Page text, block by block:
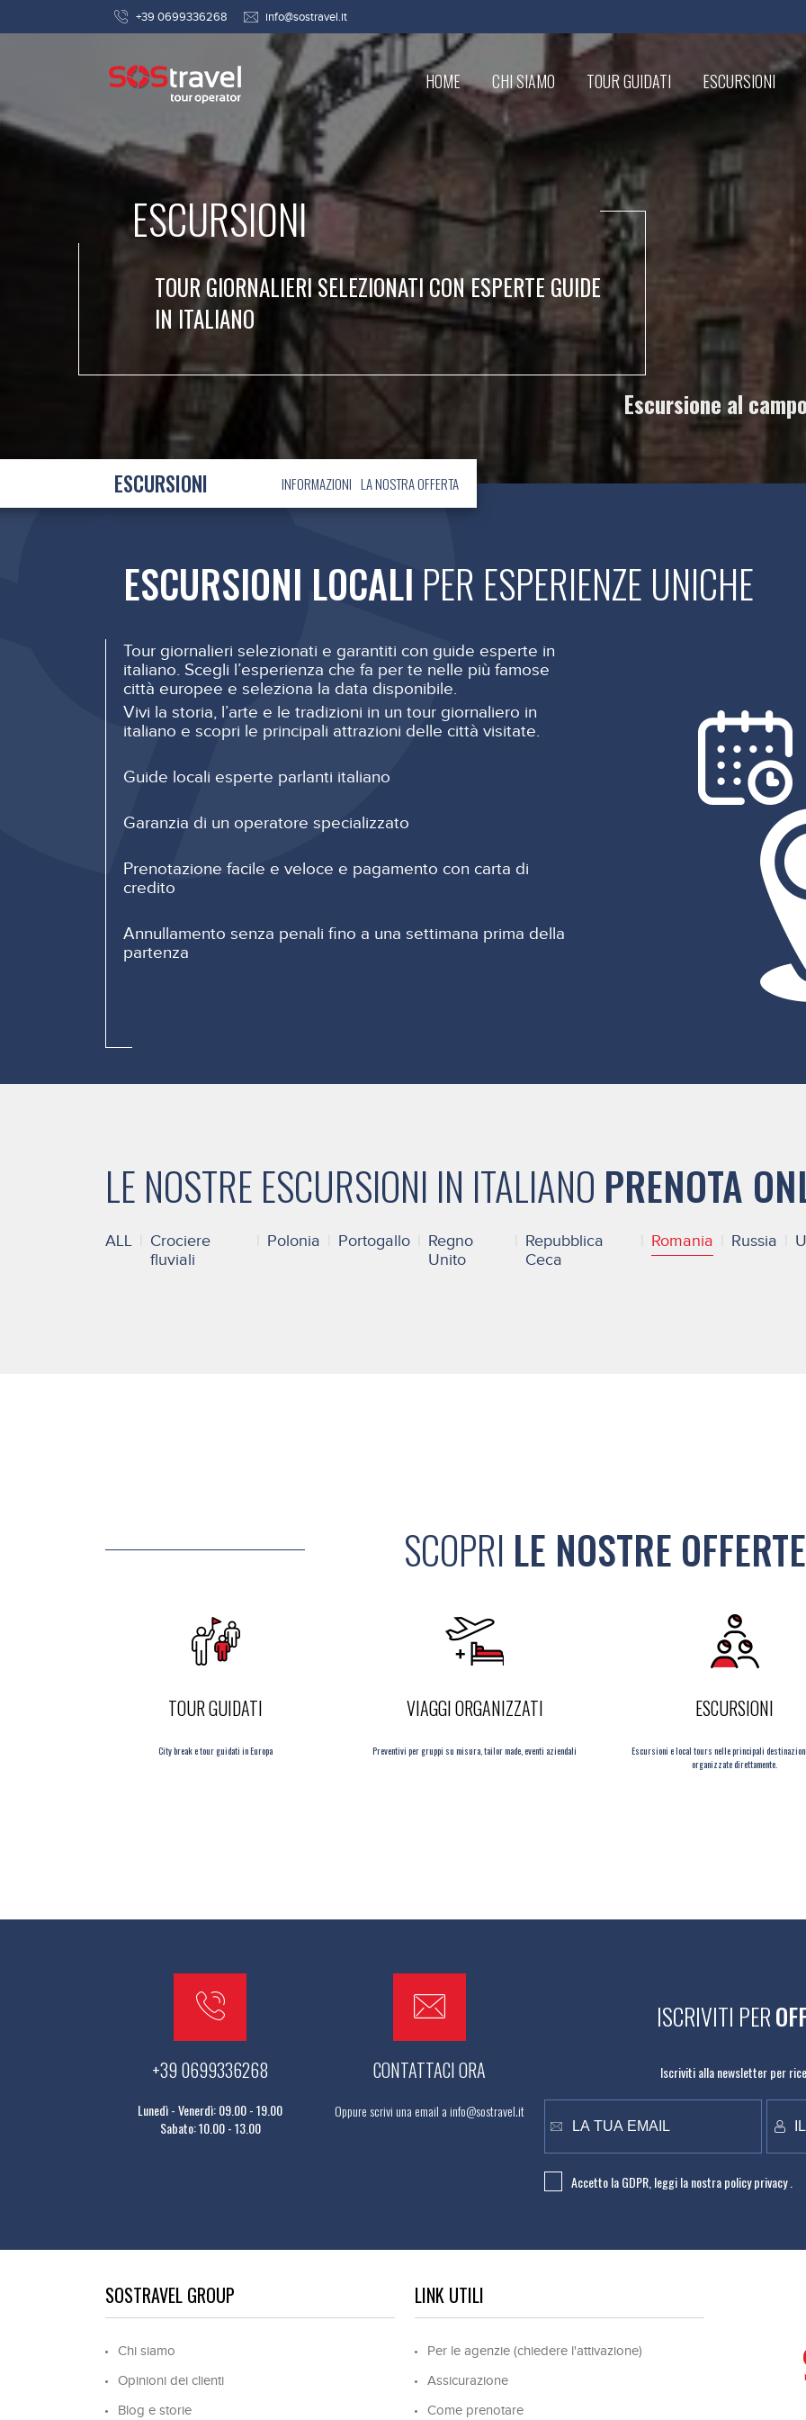
+39 0699336268 info@sostravel.it
HOME CHI SIAMO TOUR GUIDATI ESCURSIONI
ESCURSIONI
TOUR GIORNALIERI SELEZIONATI CON ESPERTE GUIDE
IN ITALIANO
ESCURSIONI INFORMAZIONI LA NOSTRA OFFERTA
Escursione al
ESCURSIONI LOCALI PER ESPERIENZE UNICHE
Tour giornalieri selezionati e garantiti con guide esperte in
italiano. Scegli l’esperienza che fa per te nelle più famose
città europee e seleziona la data disponibile.
Vivi la storia, l’arte e le tradizioni in un tour giornaliero in
italiano e scopri le principali attrazioni delle città visitate.
Guide locali esperte parlanti italiano
Garanzia di un operatore specializzato
Prenotazione facile e veloce e pagamento con carta di
credito
Annullamento senza penali fino a una settimana prima della
partenza
LE NOSTRE ESCURSIONI IN ITALIANO PRENOTA
ALL
Crociere
fluviali
Polonia Portogallo
Regno
Unito
Repubblica
Ceca
Romania Russia
SCOPRI LE NOSTRE OFFERTE
TOUR GUIDATI
City break e tour guidati in Europa
VIAGGI ORGANIZZATI
Preventivi per gruppi su misura, tailor made, eventi aziendali
ESCURSIONI
Escursioni e local tours nelle principali
organizzate direttamente.
+39 0699336268
Lunedì - Venerdì: 09.00 - 19.00
Sabato: 10.00 - 13.00
CONTATTACI ORA
Oppure scrivi una email a info@sostravel.it
ISCRIVITI PER
Iscriviti alla newsletter per
Accetto la GDPR, leggi la nostrapolicy privacy .
SOSTRAVEL GROUP
Chi siamo
Opinioni dei clienti
Blog e storie
LINK UTILI
Per le agenzie (chiedere l'attivazione)
Assicurazione
Come prenotare